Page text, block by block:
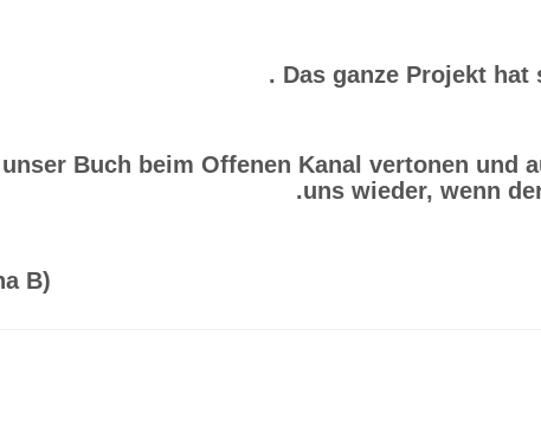
Das ganze Projekt hat
Buch beim Offenen Kanal vertonen und
uns wieder, wenn
B)